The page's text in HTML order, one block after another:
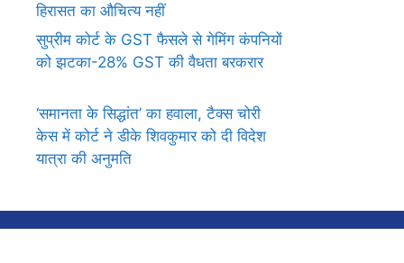
हिरासत का औचित्य नहीं
सुप्रीम कोर्ट के GST फैसले से गेमिंग कंपनियों
को झटका-28% GST की वैधता बरकरार
‘समानता के सिद्धांत’ का हवाला, टैक्स चोरी
केस में कोर्ट ने डीके शिवकुमार को दी विदेश
यात्रा की अनुमति